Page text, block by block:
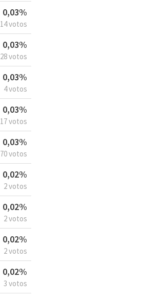
0,03%
14 votos
0,03%
28 votos
0,03%
4 votos
0,03%
17 votos
0,03%
70 votos
0,02%
2 votos
0,02%
2 votos
0,02%
2 votos
0,02%
3 votos